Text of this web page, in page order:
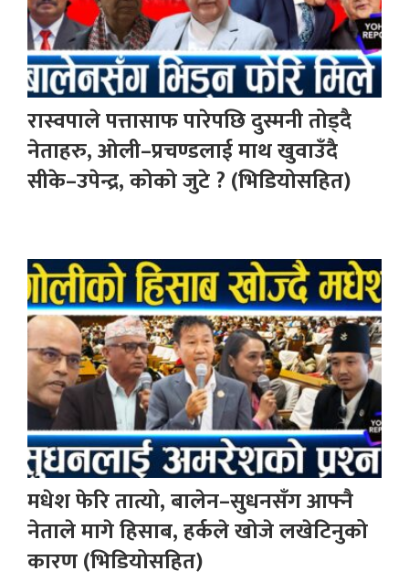
रास्वपाले पत्तासाफ पारेपछि दुस्मनी तोड्दै
नेताहरु, ओली–प्रचण्डलाई माथ खुवाउँदै
सीके–उपेन्द्र, कोको जुटे ? (भिडियोसहित)
मधेश फेरि तात्यो, बालेन–सुधनसँग आफ्नै
नेताले मागे हिसाब, हर्कले खोजे लखेटिनुको
कारण (भिडियोसहित)